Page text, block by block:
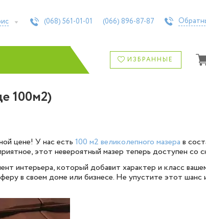
(068) 561-01-01 (066) 896-87-87
ИЗБРАННЫЕ
100м2)
цене! У нас есть 100 м2 великолепного мазера в
этот невероятный мазер теперь доступен со
интерьера, который добавит характер и класс
в своем доме или бизнесе. Не упустите этот шанс